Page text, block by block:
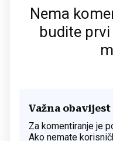
Nema
budite
Važna obavijest
Za komentiranje je
Ako nemate